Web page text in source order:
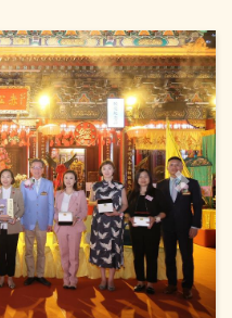
下一頁